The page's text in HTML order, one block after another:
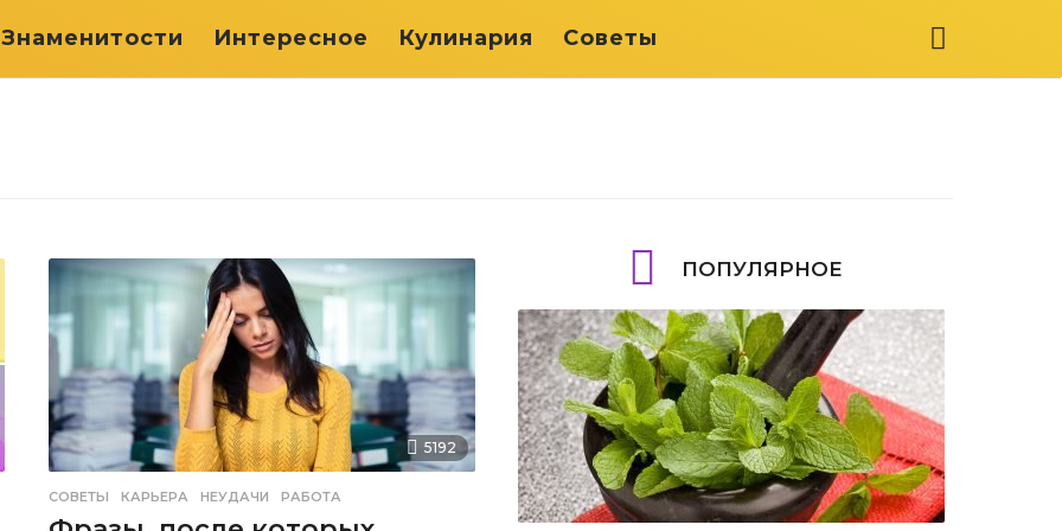
Знаменитости Интересное Кулинария Советы
5192
СОВЕТЫ КАРЬЕРА ,НЕУДАЧИ ,РАБОТА
ПОПУЛЯРНОЕ